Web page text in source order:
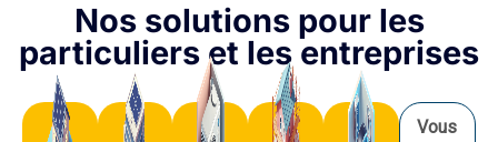
Nos solutions pour les
particuliers et les entreprises
Vous